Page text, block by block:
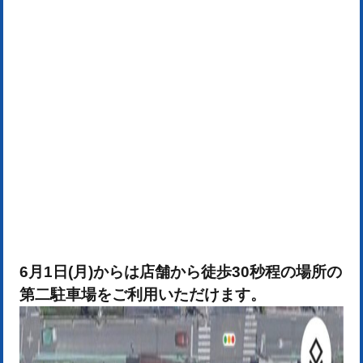
6月1日(月)からは店舗から徒歩30秒程の場所の
第二駐車場をご利用いただけます。